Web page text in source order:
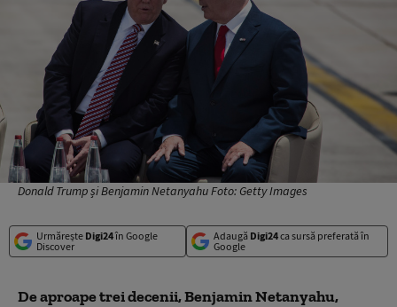
Donald Trump și Benjamin Netanyahu Foto: Getty Images
Urmărește Digi24în Google
Discover
Adaugă Digi24ca sursă preferată în
Google
De aproape trei decenii, Benjamin Netanyahu,